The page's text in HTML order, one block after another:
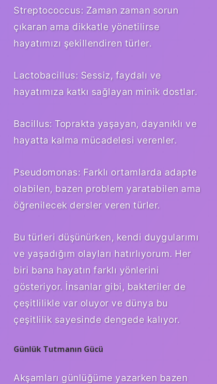
Streptococcus: Zaman zaman sorun
çıkaran ama dikkatle yönetilirse
hayatımızı şekillendiren türler.
Lactobacillus: Sessiz, faydalı ve
hayatımıza katkı sağlayan minik dostlar.
Bacillus: Toprakta yaşayan, dayanıklı ve
hayatta kalma mücadelesi verenler.
Pseudomonas: Farklı ortamlarda adapte
olabilen, bazen problem yaratabilen ama
öğrenilecek dersler veren türler.
Bu türleri düşünürken, kendi duygularımı
ve yaşadığım olayları hatırlıyorum. Her
biri bana hayatın farklı yönlerini
gösteriyor. İnsanlar gibi, bakteriler de
çeşitlilikle var oluyor ve dünya bu
çeşitlilik sayesinde dengede kalıyor.
Günlük Tutmanın Gücü
Akşamları günlüğüme yazarken bazen